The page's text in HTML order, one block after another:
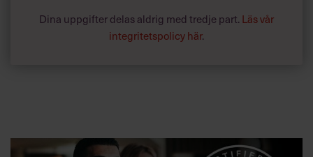
Dina uppgifter delas aldrig med tredje part. Läs vår
integritetspolicy här.